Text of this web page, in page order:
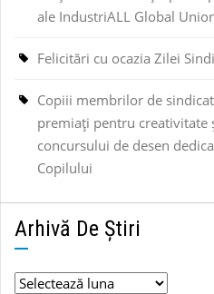
ale IndustriALL Global
Felicitări cu ocazia Zilei
Copiii membrilor de
premiați pentru creativitate
concursului de desen
Copilului
Arhivă De Știri
Arhivă